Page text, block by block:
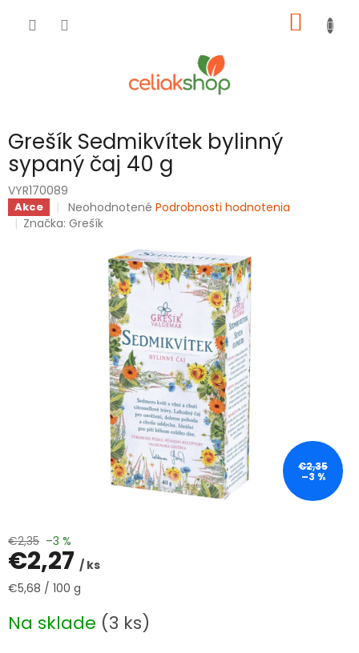
KOŠÍK
Grešík Sedmikvítek bylinný
sypaný čaj 40 g
VYR170089
Akce
Priemerné
hodnotenie
hviezdičiek.
Neohodnotené Podrobnosti hodnotenia
Značka:Grešík
€2,35
–3 %
€2,35 –3 %
€2,27 / ks
Jednotková
€5,68 / 100 g
Na sklade (3 ks)